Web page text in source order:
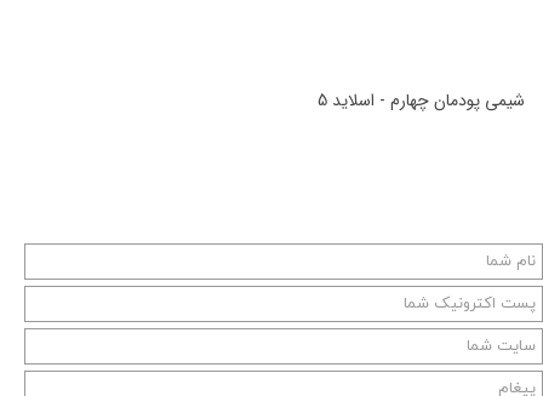
شیمی پودمان چهارم - اسلاید 5